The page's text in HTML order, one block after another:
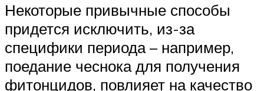
Некоторые привычные способы
придется исключить, из-за
специфики периода – например,
поедание чеснока для получения
фитонцидов, повлияет на качество